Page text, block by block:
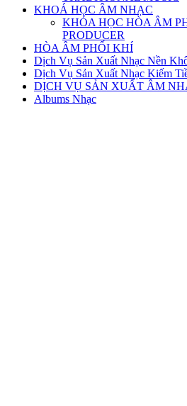
KHOÁ HỌC ÂM NHẠC
KHÓA HỌC HÒA ÂM
PRODUCER
HÒA ÂM PHỐI KHÍ
Dịch Vụ Sản Xuất Nhạc Nền
Dịch Vụ Sản Xuất Nhạc Kiếm
DỊCH VỤ SẢN XUẤT ÂM
Albums Nhạc